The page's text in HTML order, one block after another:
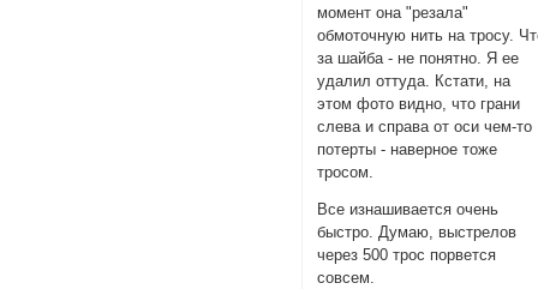
момент она "резала"
обмоточную нить на тросу.
за шайба - не понятно. Я ее
удалил оттуда. Кстати, на
этом фото видно, что грани
слева и справа от оси чем-то
потерты - наверное тоже
тросом.
Все изнашивается очень
быстро. Думаю, выстрелов
через 500 трос порвется
совсем.